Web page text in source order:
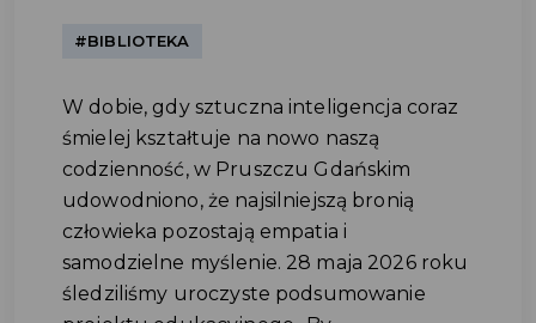
#BIBLIOTEKA
W dobie, gdy sztuczna inteligencja coraz
śmielej kształtuje na nowo naszą
codzienność, w Pruszczu Gdańskim
udowodniono, że najsilniejszą bronią
człowieka pozostają empatia i
samodzielne myślenie. 28 maja 2026 roku
śledziliśmy uroczyste podsumowanie